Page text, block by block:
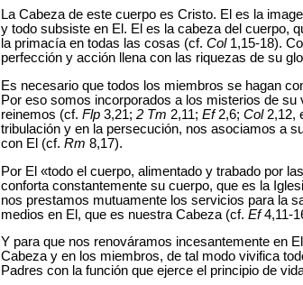
La Cabeza de este cuerpo es Cristo. El es la
y todo subsiste en El. El es la cabeza del cuerpo,
la primacía en todas las cosas (cf. Col1,15-18).
perfección y acción llena con las riquezas de su
Es necesario que todos los miembros se hagan
Por eso somos incorporados a los misterios de
reinemos (cf. Flp 3,21; 2 Tm 2,11; Ef2,6; Col2,12,
tribulación y en la persecución, nos asociamos a
con El (cf. Rm 8,17).
Por El «todo el cuerpo, alimentado y trabado por
conforta constantemente su cuerpo, que es la
nos prestamos mutuamente los servicios para la
medios en El, que es nuestra Cabeza (cf. Ef4,11-
Y para que nos renováramos incesantemente en
Cabeza y en los miembros, de tal modo vivifica
Padres con la función que ejerce el principio de